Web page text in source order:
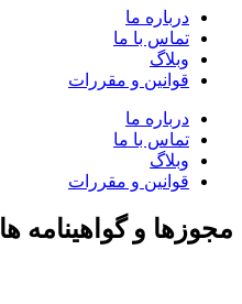
درباره ما
تماس با ما
وبلاگ
قوانین و مقررات
درباره ما
تماس با ما
وبلاگ
قوانین و مقررات
مجوزها و گواهینامه ها